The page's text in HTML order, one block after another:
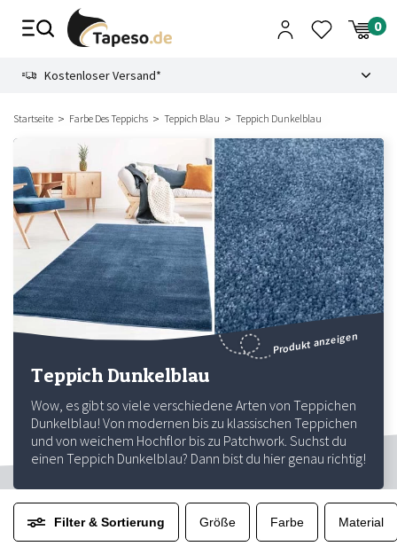
Zusammenbruch
Kostenloser Versand*
Startseite Farbe Des Teppichs Teppich Blau Teppich Dunkelblau
Teppich Dunkelblau
Wow, es gibt so viele verschiedene Arten von Teppichen
Dunkelblau! Von modernen bis zu klassischen Teppichen
und von weichem Hochflor bis zu Patchwork. Suchst du
einen Teppich Dunkelblau? Dann bist du hier genau richtig!
Produkt anzeigen
Filter & Sortierung Größe Farbe Material